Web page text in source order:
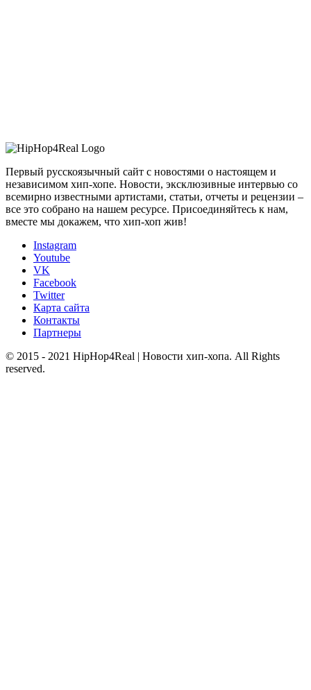
Первый русскоязычный сайт с новостями о настоящем и
независимом хип-хопе. Новости, эксклюзивные интервью со
всемирно известными артистами, статьи, отчеты и рецензии –
все это собрано на нашем ресурсе. Присоединяйтесь к нам,
вместе мы докажем, что хип-хоп жив!
Instagram
Youtube
VK
Facebook
Twitter
Карта сайта
Контакты
Партнеры
© 2015 - 2021 HipHop4Real | Новости хип-хопа. All Rights
reserved.